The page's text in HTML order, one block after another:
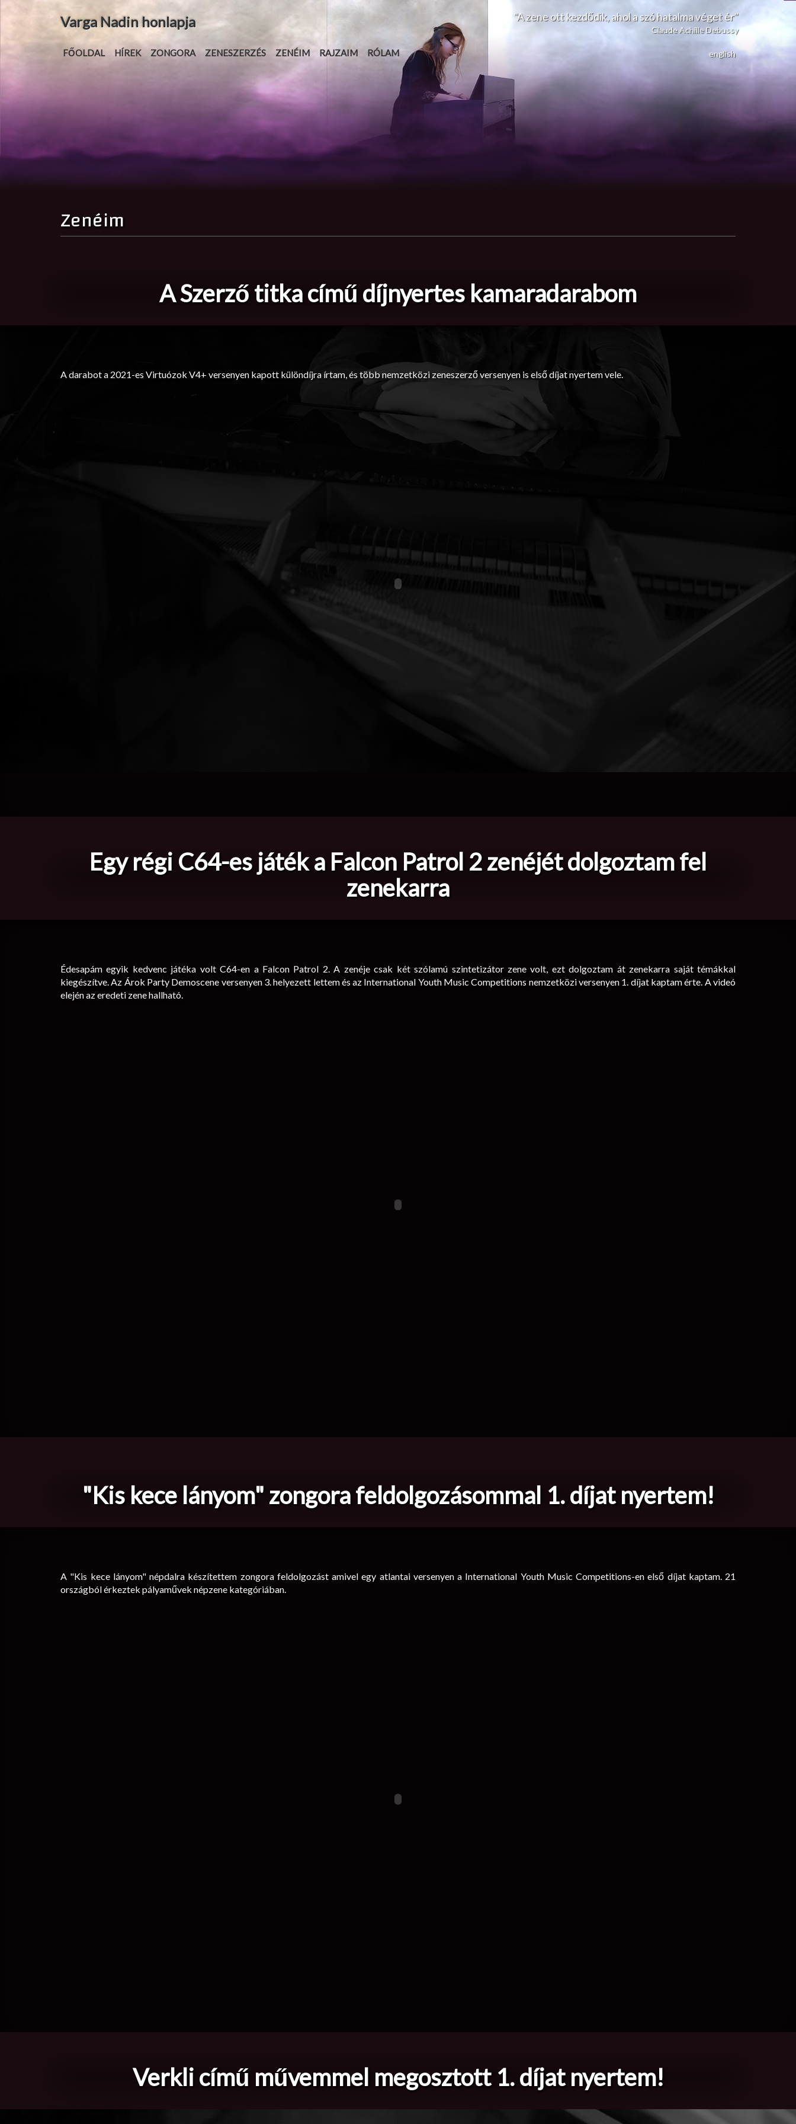
Varga Nadin honlapja "A zene ott kezdődik, ahol a szó hatalma véget ér"
Claude Achille Debussy
FŐOLDAL HÍREK ZONGORA ZENESZERZÉS ZENÉIM RAJZAIM RÓLAM english
Zenéim
A Szerző titka című díjnyertes kamaradarabom
A darabot a 2021-es Virtuózok V4+ versenyen kapott különdíjra írtam, és több nemzetközi zeneszerző versenyen is első díjat nyertem vele.
Egy régi C64-es játék a Falcon Patrol 2 zenéjét dolgoztam fel
zenekarra
Édesapám egyik kedvenc játéka volt C64-en a Falcon Patrol 2. A zenéje csak két szólamú szintetizátor zene volt, ezt dolgoztam át zenekarra saját témákkal
kiegészítve. Az Árok Party Demoscene versenyen 3. helyezett lettem és az International Youth Music Competitions nemzetközi versenyen 1. díjat kaptam érte. A videó
elején az eredeti zene hallható.
"Kis kece lányom" zongora feldolgozásommal 1. díjat nyertem!
A "Kis kece lányom" népdalra készítettem zongora feldolgozást amivel egy atlantai versenyen a International Youth Music Competitions-en első díjat kaptam. 21
országból érkeztek pályaművek népzene kategóriában.
Verkli című művemmel megosztott 1. díjat nyertem!